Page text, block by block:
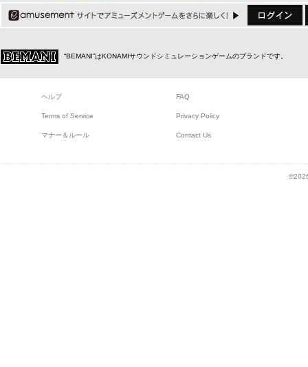
“BEMANI”はKONAMIサウンドシミュレーションゲームのブランドです。
ヘルプ FAQ
Terms of Service Privacy Policy
マナー＆ルール Contact Us